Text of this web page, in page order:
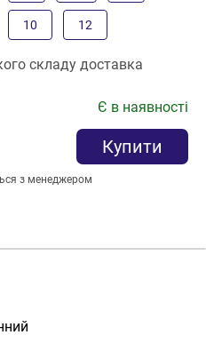
10 12
складу доставка
Є в наявності
Купити
з менеджером